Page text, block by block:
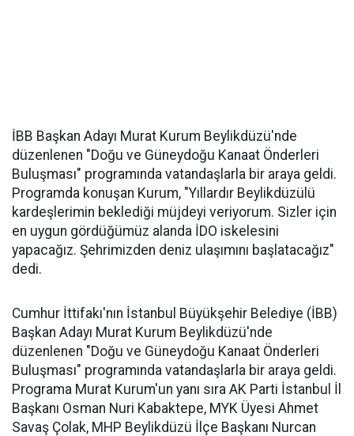
İBB Başkan Adayı Murat Kurum Beylikdüzü'nde
düzenlenen "Doğu ve Güneydoğu Kanaat Önderleri
Buluşması" programında vatandaşlarla bir araya geldi.
Programda konuşan Kurum, "Yıllardır Beylikdüzülü
kardeşlerimin beklediği müjdeyi veriyorum. Sizler için
en uygun gördüğümüz alanda İDO iskelesini
yapacağız. Şehrimizden deniz ulaşımını başlatacağız"
dedi.
Cumhur İttifakı'nın İstanbul Büyükşehir Belediye (İBB)
Başkan Adayı Murat Kurum Beylikdüzü'nde
düzenlenen "Doğu ve Güneydoğu Kanaat Önderleri
Buluşması" programında vatandaşlarla bir araya geldi.
Programa Murat Kurum'un yanı sıra AK Parti İstanbul İl
Başkanı Osman Nuri Kabaktepe, MYK Üyesi Ahmet
Savaş Çolak, MHP Beylikdüzü İlçe Başkanı Nurcan